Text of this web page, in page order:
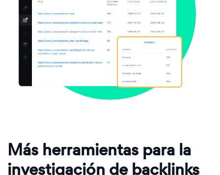
Más herramientas para la
investigación de backlinks